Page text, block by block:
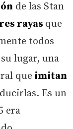
de las Stan
rayas que
todos
lugar, una
que imitan
Es un
era